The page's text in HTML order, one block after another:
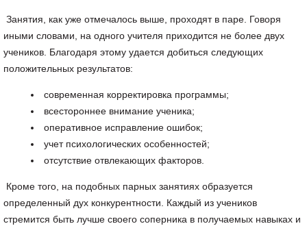
Занятия, как уже отмечалось выше, проходят в паре. Говоря
иными словами, на одного учителя приходится не более двух
учеников. Благодаря этому удается добиться следующих
положительных результатов:
современная корректировка программы;
всестороннее внимание ученика;
оперативное исправление ошибок;
учет психологических особенностей;
отсутствие отвлекающих факторов.
Кроме того, на подобных парных занятиях образуется
определенный дух конкурентности. Каждый из учеников
стремится быть лучше своего соперника в получаемых навыках и